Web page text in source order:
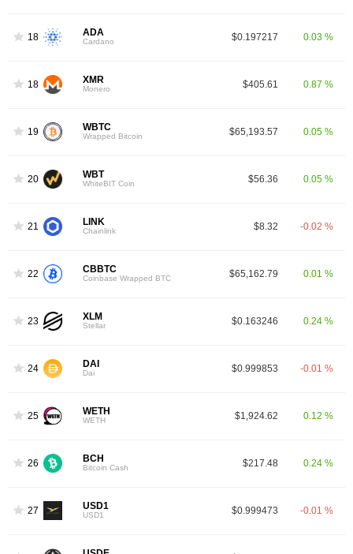
18 ADA
Cardano $0.197217 0.03 %
18 XMR
Monero $405.61 0.87 %
19 WBTC
Wrapped Bitcoin $65,193.57 0.05 %
20 WBT
WhiteBIT Coin $56.36 0.05 %
21 LINK
Chainlink $8.32 -0.02 %
22 CBBTC
Coinbase Wrapped BTC $65,162.79 0.01 %
23 XLM
Stellar $0.163246 0.24 %
24 DAI
Dai $0.999853 -0.01 %
25 WETH
WETH $1,924.62 0.12 %
26 BCH
Bitcoin Cash $217.48 0.24 %
27 USD1
USD1 $0.999473 -0.01 %